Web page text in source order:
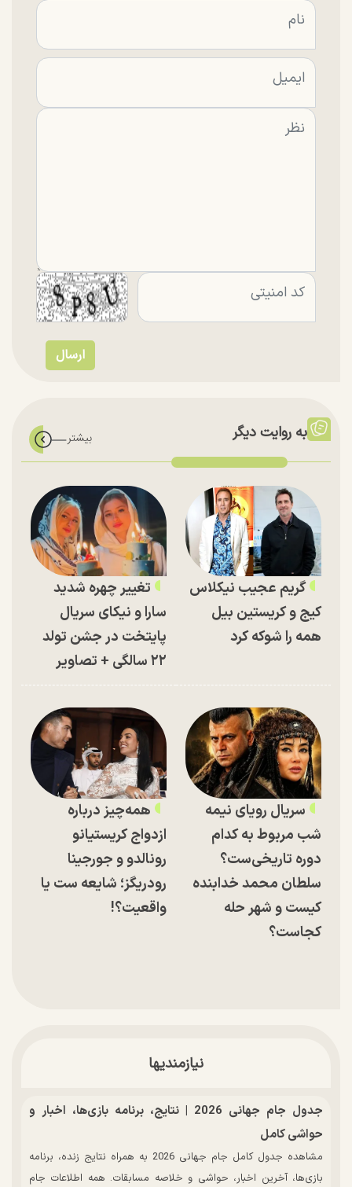
به روایت دیگر
گریم عجیب نیکلاس
کیج و کریستین بیل
همه را شوکه کرد
تغییر چهره شدید
سارا و نیکای سریال
پایتخت در جشن تولد
۲۲ سالگی + تصاویر
سریال رویای نیمه
شب مربوط به کدام
دوره تاریخی‌ست؟
سلطان محمد خدابنده
کیست و شهر حله
کجاست؟
همه‌چیز درباره
ازدواج کریستیانو
رونالدو و جورجینا
رودریگز؛ شایعه ست یا
واقعیت؟!
نیازمندیها
جدول جام جهانی 2026 | نتایج، برنامه بازی‌ها، اخبار و
حواشی کامل
مشاهده جدول کامل جام جهانی 2026 به همراه نتایج زنده، برنامه
بازی‌ها، آخرین اخبار، حواشی و خلاصه مسابقات. همه اطلاعات جام